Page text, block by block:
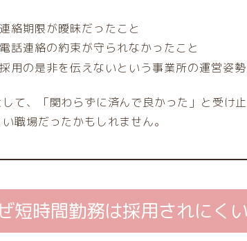
連絡期限が曖昧だったこと
電話連絡の約束が守られなかったこと
採用の是非を伝えないという事業所の運営姿勢
て、「関わらずに済んで良かった」と受け
い職場だったかもしれません。
短時間勤務は採用されにく